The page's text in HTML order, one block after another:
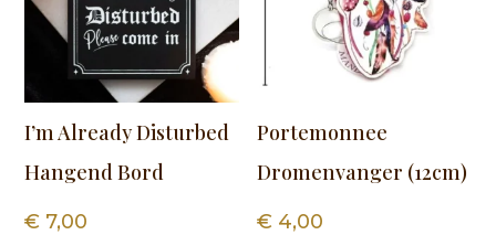
I’m Already Disturbed
Hangend Bord
€ 7,00
Portemonnee
Dromenvanger (12cm)
€ 4,00